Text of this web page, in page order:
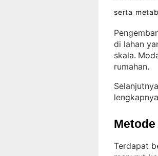
serta
di lahan
skala.
rumahan.
Terdapat